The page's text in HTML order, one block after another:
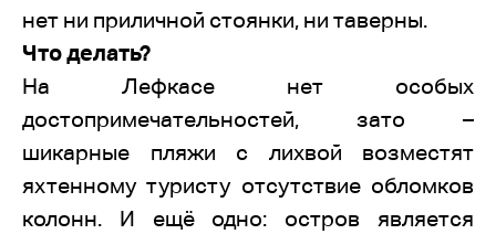
нет ни приличной стоянки, ни таверны.
Что делать?
На Лефкасе нет особых
достопримечательностей, зато –
шикарные пляжи с лихвой возместят
яхтенному туристу отсутствие обломков
колонн. И ещё одно: остров является